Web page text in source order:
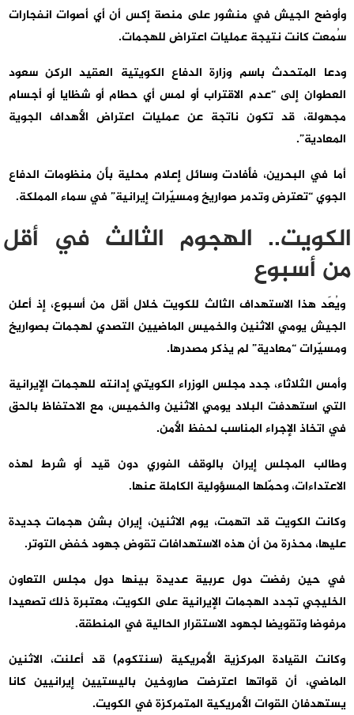
وأوضح الجيش في منشور على منصة إكس أن أي أصوات انفجارات
سُمعت كانت نتيجة ‌عمليات اعتراض للهجمات.
ودعا المتحدث باسم وزارة الدفاع الكويتية العقيد الركن سعود
العطوان إلى “عدم الاقتراب أو لمس أي حطام أو شظايا أو أجسام
مجهولة، قد تكون ناتجة عن عمليات اعتراض الأهداف الجوية
المعادية”.
أما في البحرين، فأفادت وسائل إعلام محلية بأن منظومات الدفاع
الجوي “تعترض وتدمر صواريخ ومسيّرات إيرانية” في سماء المملكة.
الكويت.. الهجوم الثالث في أقل
من أسبوع
ويُعَد هذا الاستهداف الثالث للكويت خلال أقل من أسبوع، إذ أعلن
الجيش يومي الاثنين والخميس الماضيين التصدي لهجمات بصواريخ
ومسيّرات “معادية” لم يذكر مصدرها.
وأمس الثلاثاء، جدد مجلس الوزراء الكويتي إدانته للهجمات الإيرانية
التي استهدفت البلاد يومي الاثنين والخميس، مع الاحتفاظ بالحق
في اتخاذ الإجراء المناسب لحفظ الأمن.
وطالب المجلس إيران بالوقف الفوري دون قيد أو شرط لهذه
الاعتداءات، وحمّلها المسؤولية الكاملة عنها.
وكانت الكويت قد اتهمت، يوم الاثنين، إيران بشن هجمات جديدة
عليها، محذرة من أن هذه الاستهدافات تقوض جهود خفض التوتر.
في حين رفضت دول عربية عديدة بينها دول مجلس التعاون
الخليجي تجدد الهجمات الإيرانية على الكويت، معتبرة ذلك تصعيدا
مرفوضا وتقويضا لجهود الاستقرار الحالية في المنطقة.
وكانت القيادة المركزية الأمريكية (سنتكوم) قد أعلنت، الاثنين
الماضي، أن قواتها اعترضت صاروخين باليستيين إيرانيين كانا
يستهدفان القوات الأمريكية المتمركزة في الكويت.